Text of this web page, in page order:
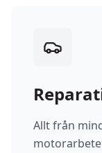
Allt från